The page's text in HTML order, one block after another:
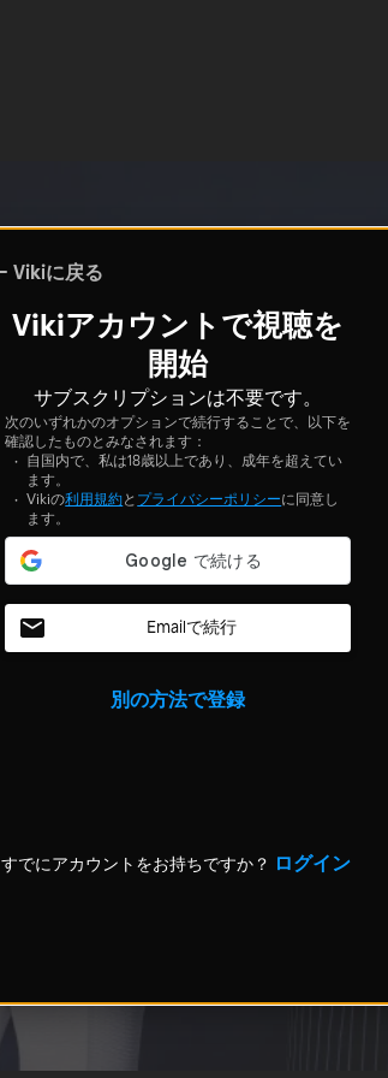
Vikiに戻る
Vikiアカウントで視聴を
開始
サブスクリプションは不要です。
次のいずれかのオプションで続行することで、以下を
確認したものとみなされます：
自国内で、私は18歳以上であり、成年を超えてい
ます。
Vikiの利用規約と プライバシーポリシーに同意し
ます。
Emailで続行
別の方法で登録
すでにアカウントをお持ちですか？ ログイン